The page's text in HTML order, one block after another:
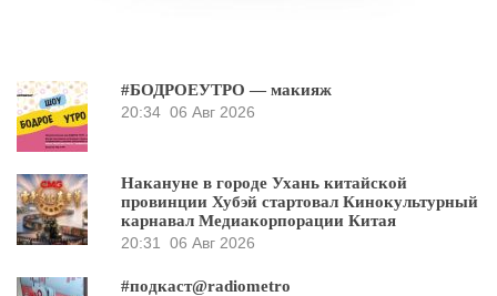
#БОДРОЕУТРО — макияж
20:34 06 Авг 2026
Накануне в городе Ухань китайской
провинции Хубэй стартовал Кинокультурный
карнавал Медиакорпорации Китая
20:31
06 Авг 2026
#подкаст@radiometro